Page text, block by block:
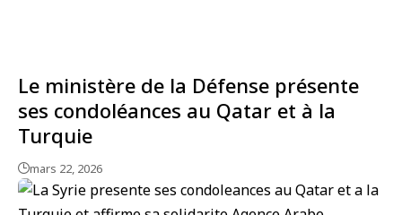
Le ministère de la Défense présente
ses condoléances au Qatar et à la
Turquie
mars 22, 2026